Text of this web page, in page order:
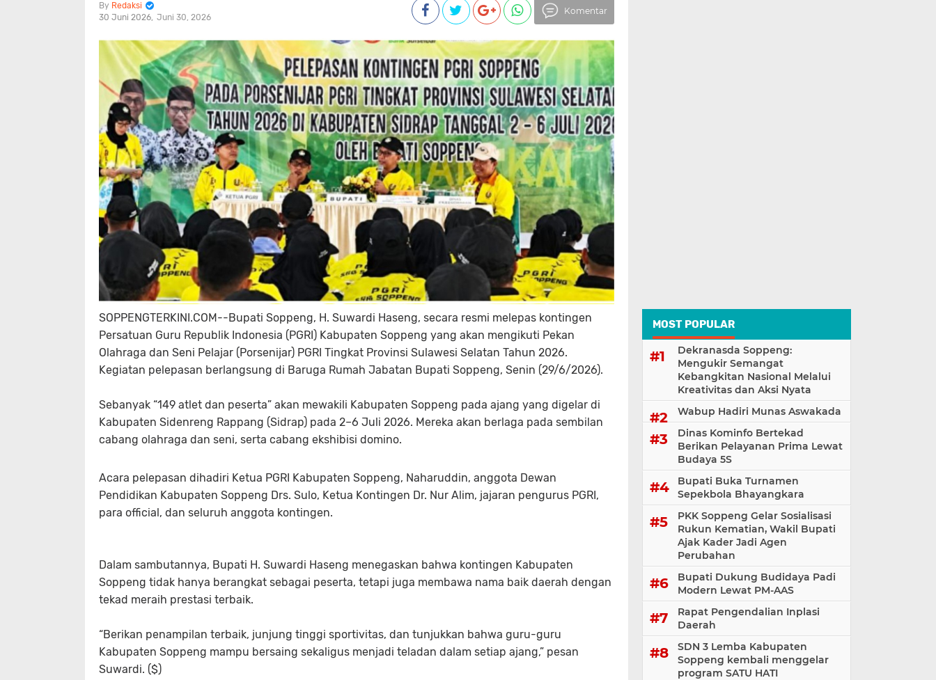
Redaksi
30 Juni 2026 Juni 30, 2026
Komentar
SOPPENGTERKINI.COM--Bupati Soppeng, H. Suwardi Haseng, secara resmi melepas kontingen
Persatuan Guru Republik Indonesia (PGRI) Kabupaten Soppeng yang akan mengikuti Pekan
Olahraga dan Seni Pelajar (Porsenijar) PGRI Tingkat Provinsi Sulawesi Selatan Tahun 2026.
Kegiatan pelepasan berlangsung di Baruga Rumah Jabatan Bupati Soppeng, Senin (29/6/2026).
Sebanyak “149 atlet dan peserta” akan mewakili Kabupaten Soppeng pada ajang yang digelar di
Kabupaten Sidenreng Rappang (Sidrap) pada 2–6 Juli 2026. Mereka akan berlaga pada sembilan
cabang olahraga dan seni, serta cabang ekshibisi domino.
Acara pelepasan dihadiri Ketua PGRI Kabupaten Soppeng, Naharuddin, anggota Dewan
Pendidikan Kabupaten Soppeng Drs. Sulo, Ketua Kontingen Dr. Nur Alim, jajaran pengurus PGRI,
para official, dan seluruh anggota kontingen.
Dalam sambutannya, Bupati H. Suwardi Haseng menegaskan bahwa kontingen Kabupaten
Soppeng tidak hanya berangkat sebagai peserta, tetapi juga membawa nama baik daerah dengan
tekad meraih prestasi terbaik.
“Berikan penampilan terbaik, junjung tinggi sportivitas, dan tunjukkan bahwa guru-guru
Kabupaten Soppeng mampu bersaing sekaligus menjadi teladan dalam setiap ajang,” pesan
Suwardi. ($)
MOST POPULAR
Dekranasda Soppeng:
Mengukir Semangat
Kebangkitan Nasional Melalui
Kreativitas dan Aksi Nyata
Wabup Hadiri Munas Aswakada
Dinas Kominfo Bertekad
Berikan Pelayanan Prima Lewat
Budaya 5S
Bupati Buka Turnamen
Sepekbola Bhayangkara
PKK Soppeng Gelar Sosialisasi
Rukun Kematian, Wakil Bupati
Ajak Kader Jadi Agen
Perubahan
Bupati Dukung Budidaya Padi
Modern Lewat PM-AAS
Rapat Pengendalian Inplasi
Daerah
SDN 3 Lemba Kabupaten
Soppeng kembali menggelar
program SATU HATI